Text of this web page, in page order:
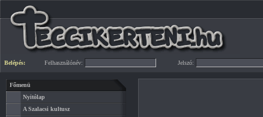
Belépés: Felhasználónév: Jelszó:
Főmenü
Nyitólap
A Szalacsi kultusz